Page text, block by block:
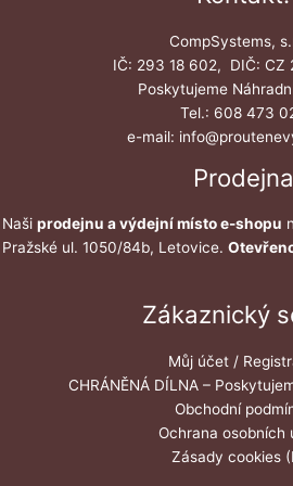
CompSystems,
IČ: 293 18 602, DIČ: CZ
Poskytujeme
Tel.: 608 473
e-mail:
Prodejna
Naši prodejnu a výdejní místo e-shopu
Pražské ul. 1050/84b, Letovice.
Zákaznický
Můj účet /
CHRÁNĚNÁ DÍLNA –
Obchodní
Ochrana osobních
Zásady cookies